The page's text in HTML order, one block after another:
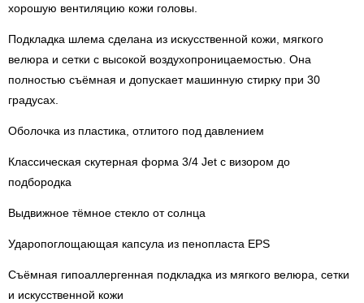
хорошую вентиляцию кожи головы.
Подкладка шлема сделана из искусственной кожи, мягкого
велюра и сетки с высокой воздухопроницаемостью. Она
полностью съёмная и допускает машинную стирку при 30
градусах.
Оболочка из пластика, отлитого под давлением
Классическая скутерная форма 3/4 Jet с визором до
подбородка
Выдвижное тёмное стекло от солнца
Ударопоглощающая капсула из пенопласта EPS
Съёмная гипоаллергенная подкладка из мягкого велюра, сетки
и искусственной кожи